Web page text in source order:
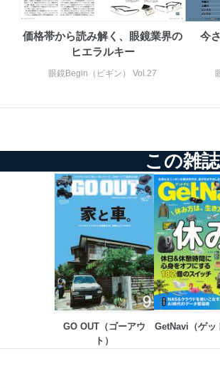
価格帯から読み解く、眼鏡業界の
ヒエラルキー
眼鏡Begin（ビギン） Vol.27
今
この雑
GO OUT（ゴーアウ
ト）
GetNavi（ゲッ